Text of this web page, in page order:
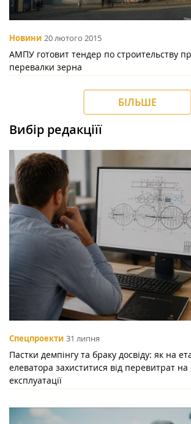
Новини 20 лютого 2015
АМПУ готовит тендер по строительству
перевалки зерна
БІЛЬШЕ
Вибір редакціїї
Спецпроекти 31 липня
Пастки демпінгу та браку досвіду: як на
елеватора захиститися від перевитрат на
експлуатації